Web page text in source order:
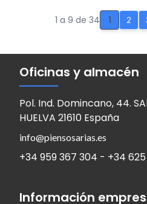
1 a 9 de 34 1 2
Oficinas y almacén
Pol. Ind. Domincano, 44.
HUELVA 21610 España
info@piensosarias.es
+34 959 367 304 - +34 625
Información